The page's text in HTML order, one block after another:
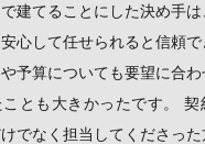
建てることにした決め手は
心して任せられると信頼で
予算についても要望に合わ
とも大きかったです。 契
でなく担当してくださった